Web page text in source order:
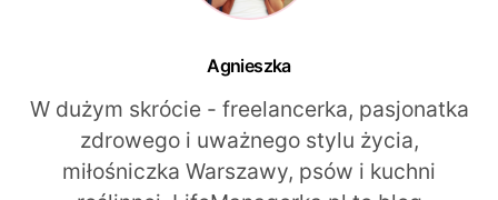
Agnieszka
W dużym skrócie - freelancerka, pasjonatka
zdrowego i uważnego stylu życia,
miłośniczka Warszawy, psów i kuchni